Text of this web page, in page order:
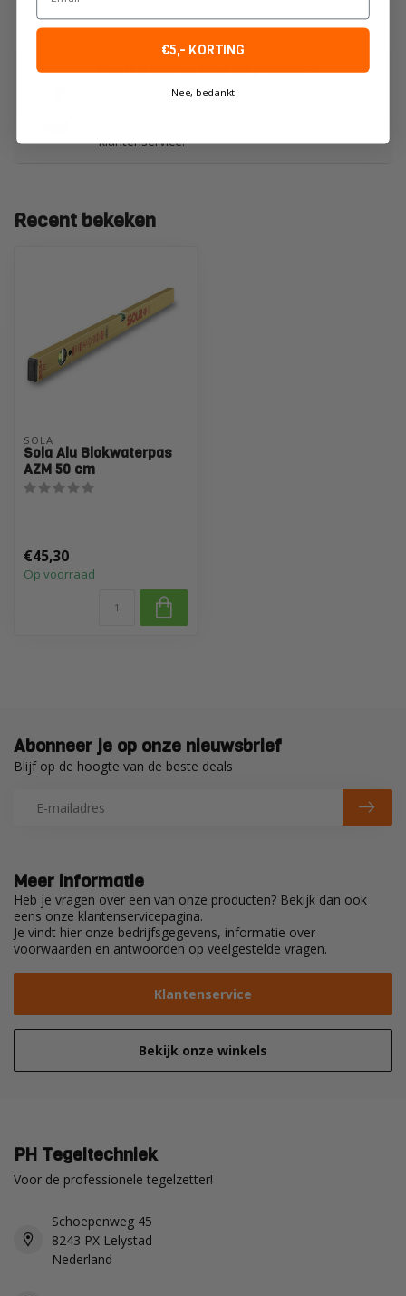
Heeft u vragen over dit product?
Of heeft u hulp nodig bij het plaatsen van uw
klantenservice!
Recent bekeken
SOLA
Sola Alu Blokwaterpas
AZM 50 cm
€45,30
Op voorraad
Meer informatie
Heb je vragen over een van onze producten? Bekijk dan ook
eens onze klantenservicepagina.
Je vindt hier onze bedrijfsgegevens, informatie over
voorwaarden en antwoorden op veelgestelde vragen.
Klantenservice
Bekijk onze winkels
Abonneer je op onze nieuwsbrief
Blijf op de hoogte van de beste deals
PH Tegeltechniek
Voor de professionele tegelzetter!
Schoepenweg 45
8243 PX Lelystad
Nederland
€5,- KORTING
Nee, bedankt